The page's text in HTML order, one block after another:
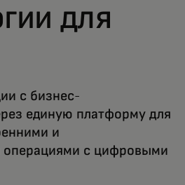
для
с бизнес-
единую платформу для
и
с цифровыми